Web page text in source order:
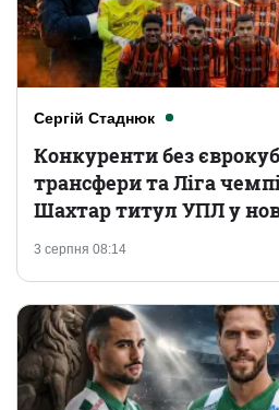
Сергій Стаднюк
3 серпня 08:14
Конкуренти без
трансфери та Ліга
Шахтар титул УПЛ у